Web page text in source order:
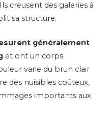
creusent des galeries à
sa structure.
généralement
et ont un corps
varie du brun clair
des nuisibles coûteux,
importants aux